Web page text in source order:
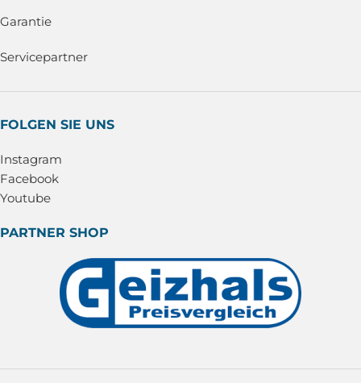
Garantie
Servicepartner
FOLGEN SIE UNS
Instagram
Facebook
Youtube
PARTNER SHOP